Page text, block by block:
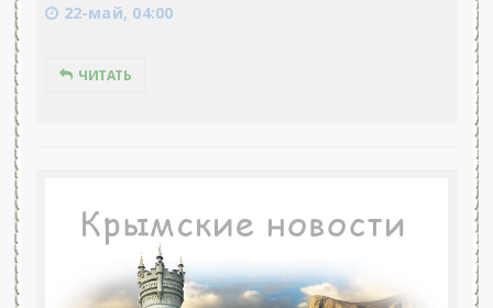
22-май, 04:00
ЧИТАТЬ